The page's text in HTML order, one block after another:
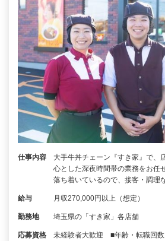
仕事内容
大手牛丼チェーン『すき家』で、
心とした深夜時間帯の業務をお任
落ち着いているので、接客・調理
給与 月収270,000円以上（想定）
勤務地 埼玉県の「すき家」各店舗
応募資格
未経験者大歓迎 ■年齢・転職回数